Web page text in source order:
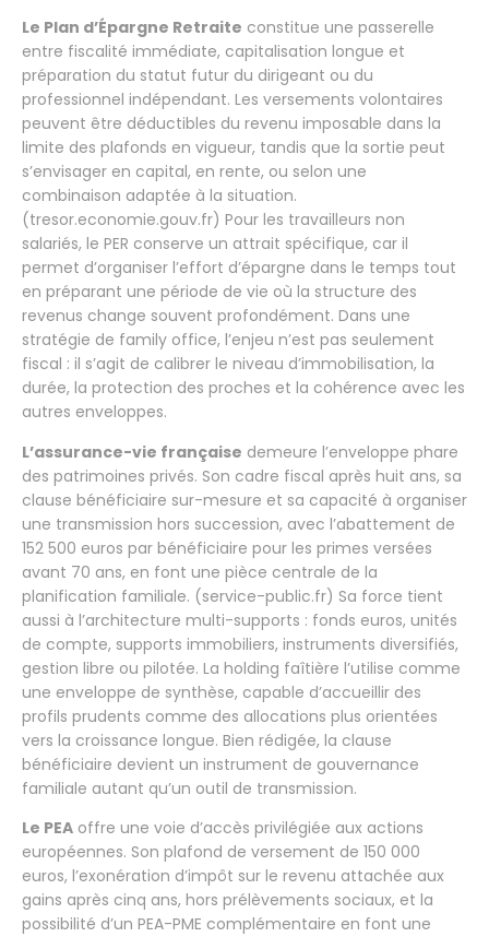
Le Plan d’Épargne Retraite constitue une passerelle
entre fiscalité immédiate, capitalisation longue et
préparation du statut futur du dirigeant ou du
professionnel indépendant. Les versements volontaires
peuvent être déductibles du revenu imposable dans la
limite des plafonds en vigueur, tandis que la sortie peut
s’envisager en capital, en rente, ou selon une
combinaison adaptée à la situation.
(tresor.economie.gouv.fr) Pour les travailleurs non
salariés, le PER conserve un attrait spécifique, car il
permet d’organiser l’effort d’épargne dans le temps tout
en préparant une période de vie où la structure des
revenus change souvent profondément. Dans une
stratégie de family office, l’enjeu n’est pas seulement
fiscal : il s’agit de calibrer le niveau d’immobilisation, la
durée, la protection des proches et la cohérence avec les
autres enveloppes.
L’assurance-vie française demeure l’enveloppe phare
des patrimoines privés. Son cadre fiscal après huit ans, sa
clause bénéficiaire sur-mesure et sa capacité à organiser
une transmission hors succession, avec l’abattement de
152 500 euros par bénéficiaire pour les primes versées
avant 70 ans, en font une pièce centrale de la
planification familiale. (service-public.fr) Sa force tient
aussi à l’architecture multi-supports : fonds euros, unités
de compte, supports immobiliers, instruments diversifiés,
gestion libre ou pilotée. La holding faîtière l’utilise comme
une enveloppe de synthèse, capable d’accueillir des
profils prudents comme des allocations plus orientées
vers la croissance longue. Bien rédigée, la clause
bénéficiaire devient un instrument de gouvernance
familiale autant qu’un outil de transmission.
Le PEA offre une voie d’accès privilégiée aux actions
européennes. Son plafond de versement de 150 000
euros, l’exonération d’impôt sur le revenu attachée aux
gains après cinq ans, hors prélèvements sociaux, et la
possibilité d’un PEA-PME complémentaire en font une